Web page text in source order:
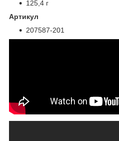
125,4 г
Артикул
207587-201